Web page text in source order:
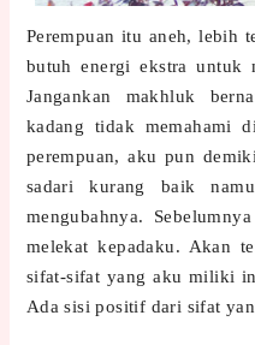
Perempuan itu aneh, lebih
butuh energi ekstra untuk
Jangankan makhluk
kadang tidak memahami
perempuan, aku pun
sadari kurang baik
mengubahnya.
melekat kepadaku. Akan
sifat-sifat yang aku miliki
Ada sisi positif dari sifat